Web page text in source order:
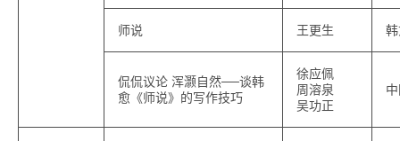
师说 王更生
侃侃议论 浑灏自然──谈韩
愈《师说》的写作技巧
徐应佩
周溶泉
吴功正